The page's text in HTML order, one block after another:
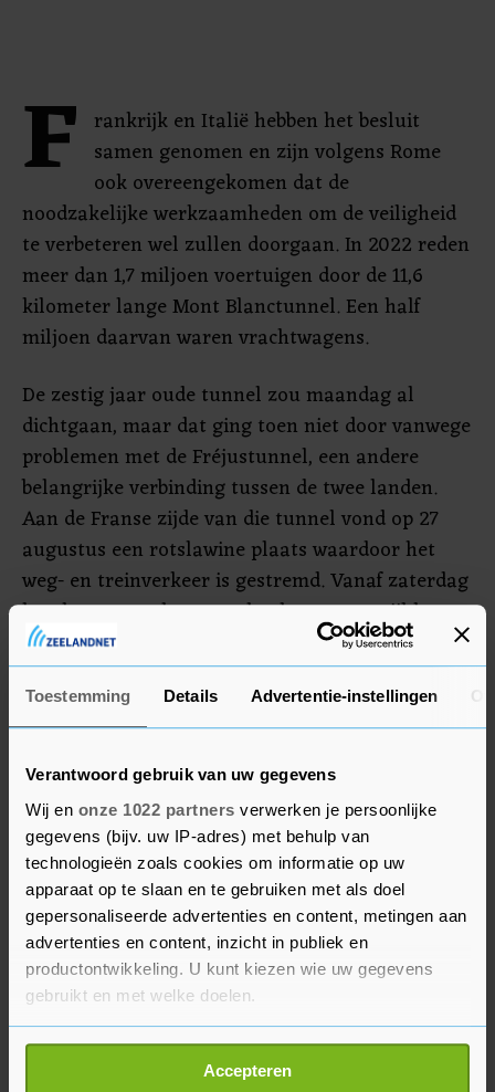
Toestemming Details Advertentie-instellingen
Verantwoord gebruik van uw gegevens
Wij en onze 1022 partners verwerken je persoonlijke
gegevens (bijv. uw IP-adres) met behulp van
technologieën zoals cookies om informatie op uw
apparaat op te slaan en te gebruiken met als doel
gepersonaliseerde advertenties en content, metingen aan
advertenties en content, inzicht in publiek en
productontwikkeling. U kunt kiezen wie uw gegevens
gebruikt en met welke doelen.
Als u het toestaat, willen we ook graag:
Informatie verzamelen over uw geografische
Accepteren
F rankrijk en Italië hebben het besluit
samen genomen en zijn volgens Rome
ook overeengekomen dat de
noodzakelijke werkzaamheden om de veiligheid
te verbeteren wel zullen doorgaan. In 2022 reden
meer dan 1,7 miljoen voertuigen door de 11,6
kilometer lange Mont Blanctunnel. Een half
miljoen daarvan waren vrachtwagens.
De zestig jaar oude tunnel zou maandag al
dichtgaan, maar dat ging toen niet door vanwege
problemen met de Fréjustunnel, een andere
belangrijke verbinding tussen de twee landen.
Aan de Franse zijde van die tunnel vond op 27
augustus een rotslawine plaats waardoor het
weg- en treinverkeer is gestremd. Vanaf zaterdag
kan het wegverkeer worden hervat, terwijl het
treinverkeer waarschijnlijk nog zeker twee
maanden stil zal liggen.